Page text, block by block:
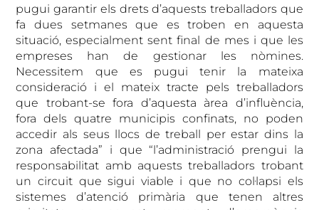
pugui garantir els drets d’aquests treballadors que
fa dues setmanes que es troben en aquesta
situació, especialment sent final de mes i que les
empreses han de gestionar les nòmines.
Necessitem que es pugui tenir la mateixa
consideració i el mateix tracte pels treballadors
que trobant-se fora d’aquesta àrea d’influència,
fora dels quatre municipis confinats, no poden
accedir als seus llocs de treball per estar dins la
zona afectada” i que “l’administració prengui la
responsabilitat amb aquests treballadors trobant
un circuit que sigui viable i que no col·lapsi els
sistemes d’atenció primària que tenen altres